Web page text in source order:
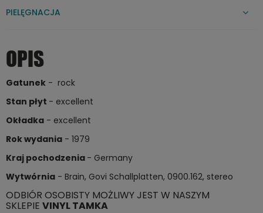
PIELĘGNACJA
OPIS
Gatunek - rock
Stan płyt - excellent
Okładka - excellent
Rok wydania - 1979
Kraj pochodzenia - Germany
Wytwórnia - Brain, Govi Schallplatten, 0900.162, stereo
ODBIÓR OSOBISTY MOŻLIWY JEST W NASZYM
SKLEPIE VINYL TAMKA